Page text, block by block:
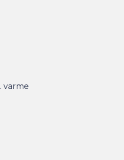
så kan vi hjælpe med
priser og vilkår, og vi
din nuværende bil i bytte,
afsat den.
varme